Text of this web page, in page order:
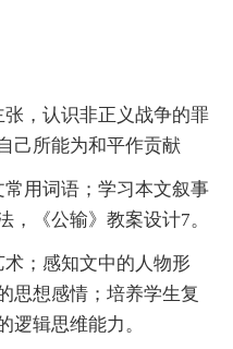
，认识非正义战争的罪
己所能为和平作贡献
用词语；学习本文叙事
，《公输》教案设计7。
；感知文中的人物形
思想感情；培养学生复
逻辑思维能力。